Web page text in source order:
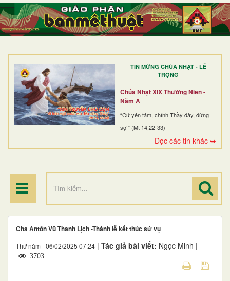
TIN MỪNG CHÚA NHẬT - LỄ
TRỌNG
Chúa Nhật XIX Thường Niên -
Năm A
“Cứ yên tâm, chính Thầy đây, đừng
sợ!” (Mt 14,22-33)
Đọc các tin khác ➥
TRANG NHẤT
GIỚI THIỆU
DÒNG TU
BAN MỤC VỤ
ĐOÀN THỂ CG
ĐIỂM HÀNH HƯƠNG
Cha Antôn Vũ Thanh Lịch -Thánh lễ kết thúc sứ vụ
Thứ năm - 06/02/2025 07:24 | Tác giả bài viết: Ngọc Minh |
3703